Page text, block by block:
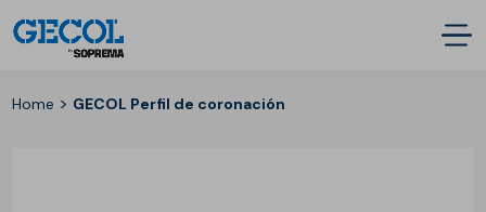
Home > GECOL Perfil de coronación